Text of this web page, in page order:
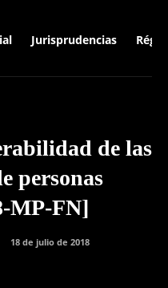
Jurisprudencias
de las
personas
MP-FN]
18 de julio de 2018